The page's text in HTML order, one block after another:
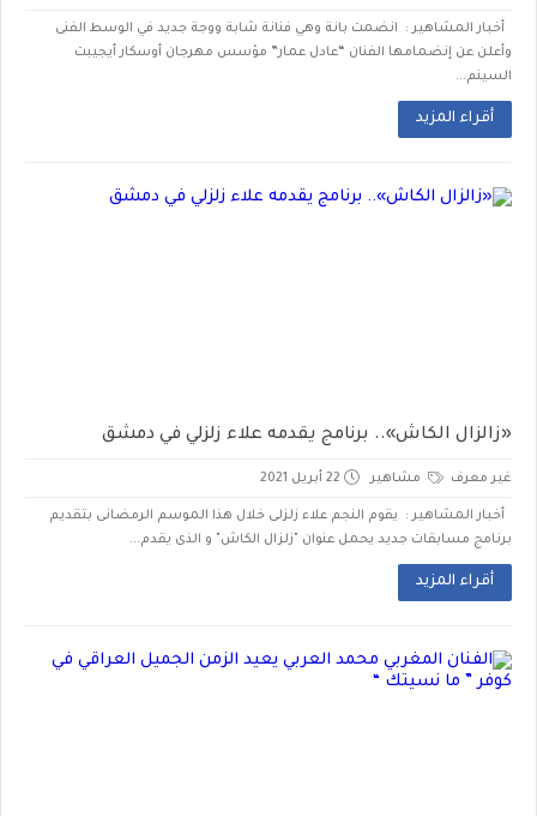
أخبار المشاهير : انضمت بانة وهي فنانة شابة ووجة جديد في الوسط الفنى
وأعلن عن إنضمامها الفنان “عادل عمار” مؤسس مهرجان أوسكار أيجيبت
السينم...
أقراء المزيد
«زالزال الكاش».. برنامج يقدمه علاء زلزلي في دمشق
غير معرف مشاهير 22 أبريل 2021
أخبار المشاهير : يقوم النجم علاء زلزلى خلال هذا الموسم الرمضانى بتقديم
برنامج مسابقات جديد يحمل عنوان "زلزال الكاش" و الذى يقدم...
أقراء المزيد